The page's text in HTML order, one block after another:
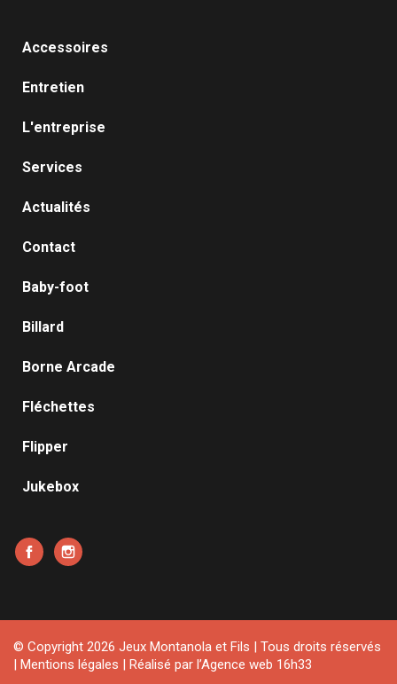
Accessoires
Entretien
L'entreprise
Services
Actualités
Contact
Baby-foot
Billard
Borne Arcade
Fléchettes
Flipper
Jukebox
Facebook
© Copyright 2026 Jeux Montanola et Fils | Tous droits réservés
| Mentions légales | Réalisé par l’Agence web 16h33